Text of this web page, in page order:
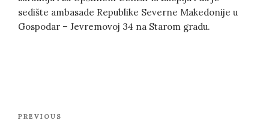
sedište ambasade Republike Severne Makedonije u
Gospodar – Jevremovoj 34 na Starom gradu.
Post
Previous
PREVIOUS